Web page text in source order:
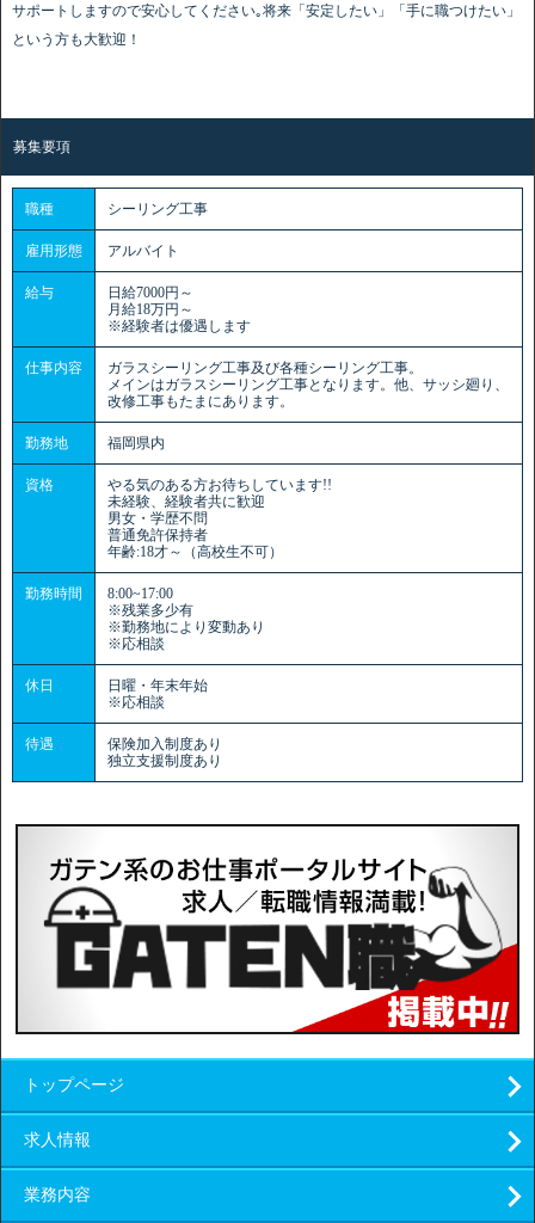
サポートしますので安心してください｡将来「安定したい」「手に職つけたい」
という方も大歓迎！
募集要項
職種 シーリング工事
雇用形態 アルバイト
給与
日給7000円～
月給18万円～
※経験者は優遇します
仕事内容
ガラスシーリング工事及び各種シーリング工事。
メインはガラスシーリング工事となります。他、サッシ廻り、
改修工事もたまにあります。
勤務地 福岡県内
資格
やる気のある方お待ちしています!!
未経験、経験者共に歓迎
男女・学歴不問
普通免許保持者
年齢:18才～（高校生不可）
勤務時間
8:00~17:00
※残業多少有
※勤務地により変動あり
※応相談
休日
日曜・年末年始
※応相談
待遇
保険加入制度あり
独立支援制度あり
トップページ
求人情報
業務内容